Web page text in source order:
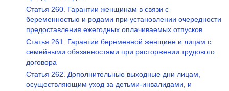
Статья 260. Гарантии женщинам в связи с
беременностью и родами при установлении очередности
предоставления ежегодных оплачиваемых отпусков
Статья 261. Гарантии беременной женщине и лицам с
семейными обязанностями при расторжении трудового
договора
Статья 262. Дополнительные выходные дни лицам,
осуществляющим уход за детьми-инвалидами, и